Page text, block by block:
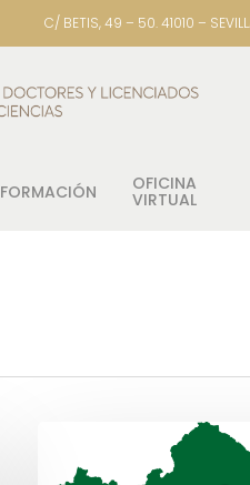
C/ BETIS, 49 – 50. 41010 –
FORMACIÓN OFICINA
VIRTUAL